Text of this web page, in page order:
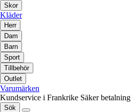
Skor
Kläder
Herr
Dam
Barn
Sport
Tillbehör
Outlet
Varumärken
Kundservice i Frankrike Säker betalning
Sök